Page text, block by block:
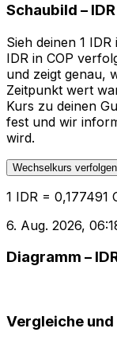
Schaubild –
Sieh deinen 1
IDR in COP
und zeigt genau,
Zeitpunkt wert
Kurs zu deinen
fest und wir
wird.
Wechselkurs verfolgen
1 IDR = 0,177491
6. Aug. 2026,
Diagramm –
Vergleiche